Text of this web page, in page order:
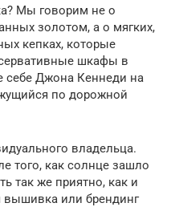
Мы говорим не о
золотом, а о мягких,
кепках, которые
шкафы в
себе Джона Кеннеди на
по дорожной
владельца.
того, как солнце зашло
так же приятно, как и
вышивка или брендинг